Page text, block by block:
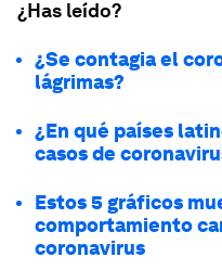
¿Has leído?
¿Se contagia el
lágrimas?
¿En qué países
casos de
Estos 5 gráficos
comportamiento
coronavirus